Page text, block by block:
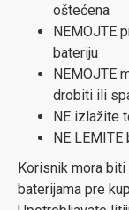
oštećena
NEMOJTE
bateriju
NEMOJTE
drobiti ili
NE izlažite
NE LEMITE
Korisnik mora
baterijama pre